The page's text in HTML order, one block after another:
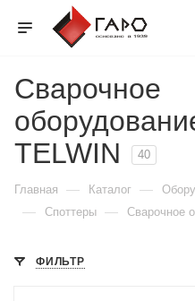
Сварочное
TELWIN
40
Главная — Каталог —
— Споттеры — Сварочное
ФИЛЬТР